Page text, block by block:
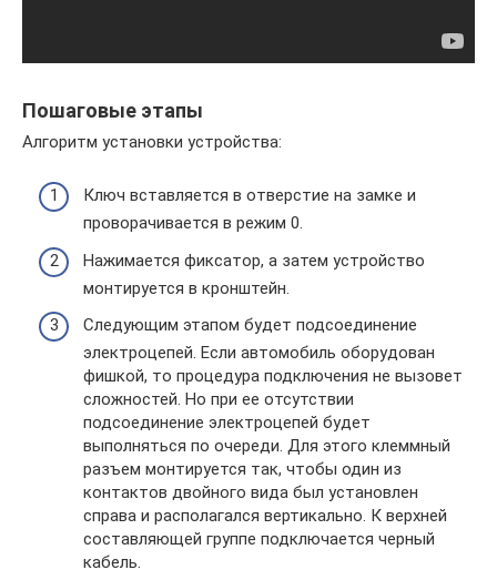
Пошаговые этапы
Алгоритм установки устройства:
Ключ вставляется в отверстие на замке и
проворачивается в режим 0.
Нажимается фиксатор, а затем устройство
монтируется в кронштейн.
Следующим этапом будет подсоединение
электроцепей. Если автомобиль оборудован
фишкой, то процедура подключения не вызовет
сложностей. Но при ее отсутствии
подсоединение электроцепей будет
выполняться по очереди. Для этого клеммный
разъем монтируется так, чтобы один из
контактов двойного вида был установлен
справа и располагался вертикально. К верхней
составляющей группе подключается черный
кабель.